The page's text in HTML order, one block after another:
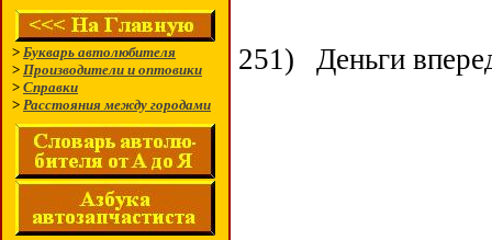
> Букварь автолюбителя
> Производители и оптовики
> Справки
> Расстояния между городами
251) Деньги